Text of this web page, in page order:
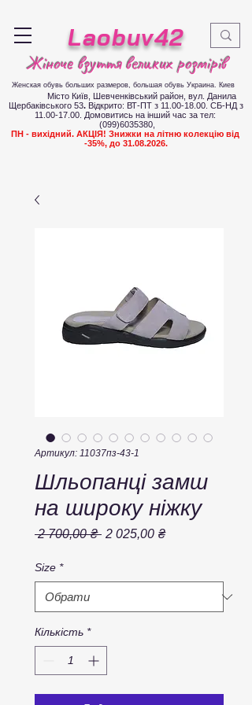
Laobuv42
Жіноче взуття великих розмірів
Женская обувь больших размеров, большая обувь Украина. Киев
Місто Київ, Шевченківський район, вул. Данила
Щербаківського 53. Відкрито: ВТ-ПТ з 11.00-18.00 . СБ-НД з
11.00-17.00. Домовитись на інший час за тел:
(099)6035380
ПН - вихідний. АКЦІЯ! Знижки на літню колекцію від
-35%, до 31.08.2026.
Артикул: 11037пз-43-1
Шльопанці замш
на широку ніжку
2 700,00 ₴ Звичайна
2 025,00 ₴За
Size *
Кількість *